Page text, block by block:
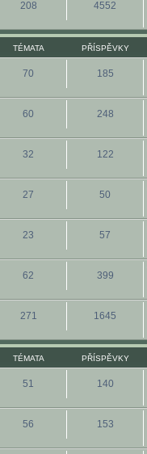
208 4552
TÉMATA PŘÍSPĚVKY
70 185
60 248
32 122
27 50
23 57
62 399
271 1645
TÉMATA PŘÍSPĚVKY
51 140
56 153